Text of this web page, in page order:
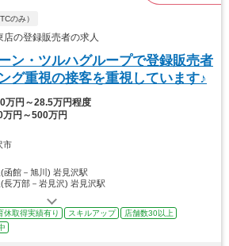
のみ）
の登録販売者の求人
ン・ツルハグループで登録販売者
グ重視の接客を重視しています♪
万円～28.5万円程度
万円～500万円
市
(函館－旭川) 岩見沢駅
(長万部－岩見沢) 岩見沢駅
休取得実績有り スキルアップ
店舗数30以上